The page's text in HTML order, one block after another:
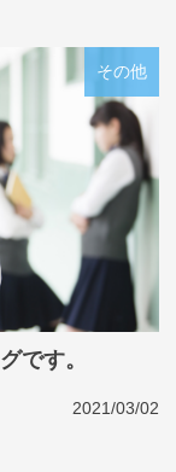
その他
です。
2021/03/02